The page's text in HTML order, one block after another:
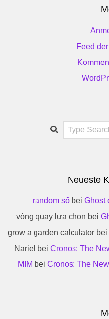
Feed
Search
Neueste
random sốbei Ghost
vòng quay lựa chọn bei
grow a garden calculatorbei
Nariel bei Cronos: The
MIM bei Cronos: The